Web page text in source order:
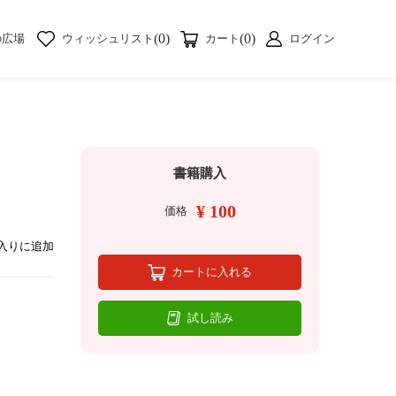
場 ウィッシュリスト (0) カート (0) ログイン
りに追加
書籍購入
価格 ¥ 100
カートに入れる
試し読み